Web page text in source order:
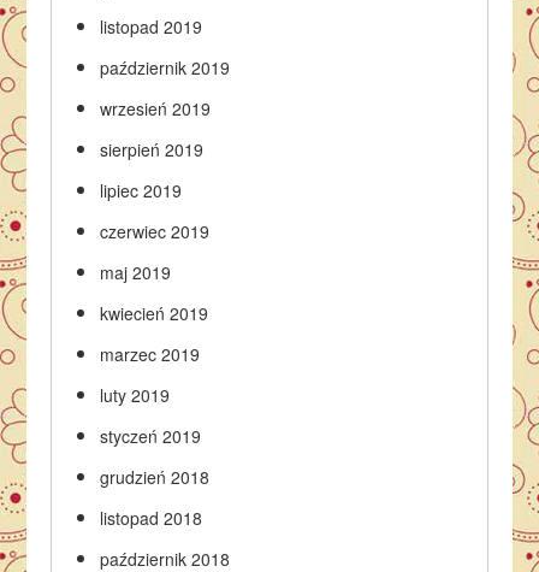
listopad 2019
październik 2019
wrzesień 2019
sierpień 2019
lipiec 2019
czerwiec 2019
maj 2019
kwiecień 2019
marzec 2019
luty 2019
styczeń 2019
grudzień 2018
listopad 2018
październik 2018